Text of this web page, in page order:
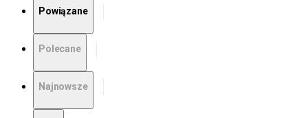
Powiązane
Polecane
Najnowsze